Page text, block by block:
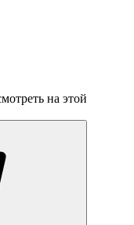
на этой